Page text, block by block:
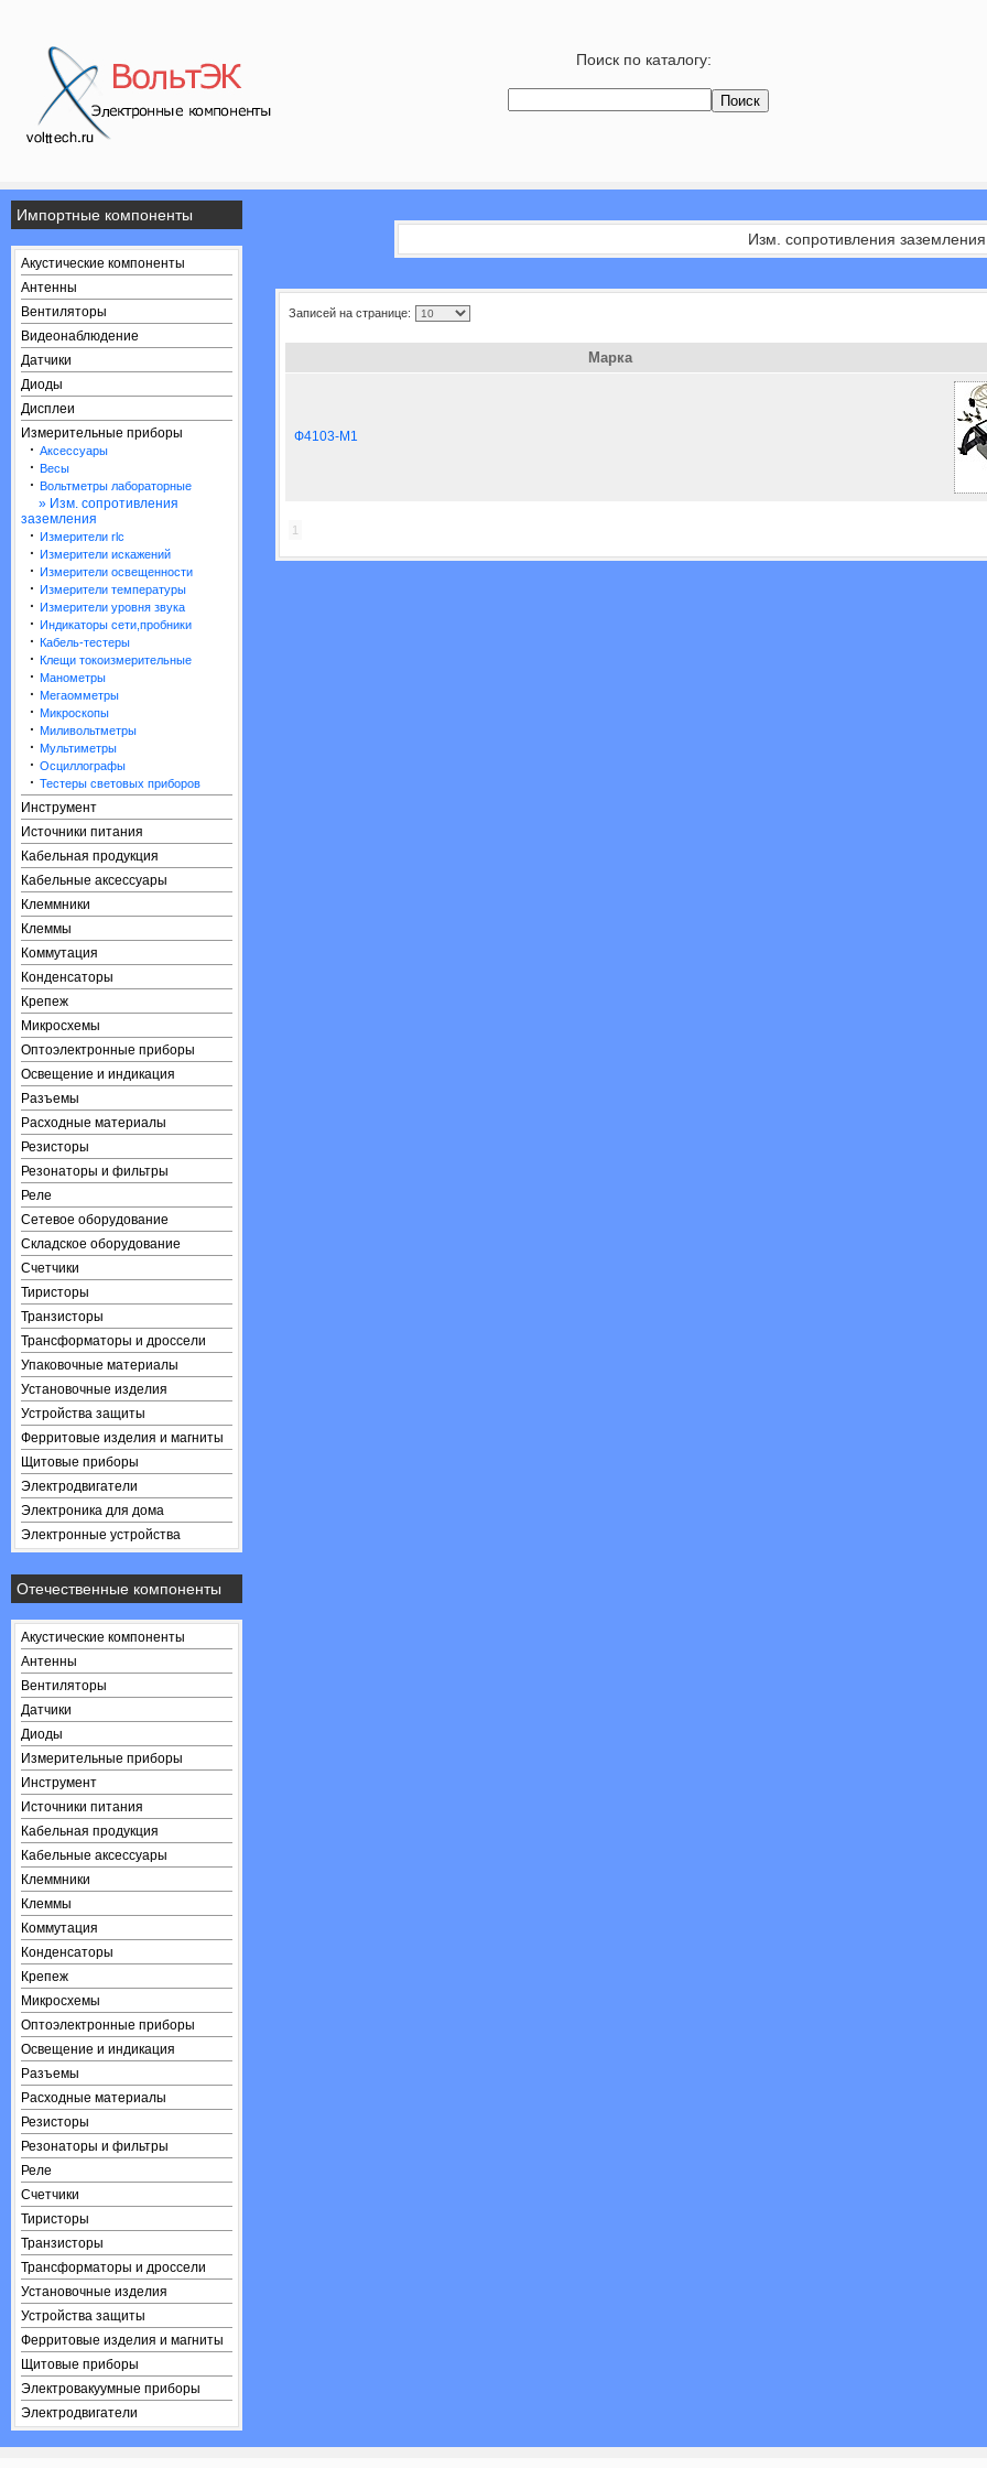
Поиск по каталогу:
Импортные компоненты
Акустические компоненты
Антенны
Вентиляторы
Видеонаблюдение
Датчики
Диоды
Дисплеи
Измерительные приборы
· Аксессуары
· Весы
· Вольтметры лабораторные
» Изм. сопротивления
заземления
· Измерители rlc
· Измерители искажений
· Измерители освещенности
· Измерители температуры
· Измерители уровня звука
· Индикаторы сети,пробники
· Кабель-тестеры
· Клещи токоизмерительные
· Манометры
· Мегаомметры
· Микроскопы
· Миливольтметры
· Мультиметры
· Осциллографы
· Тестеры световых приборов
Инструмент
Источники питания
Кабельная продукция
Кабельные аксессуары
Клеммники
Клеммы
Коммутация
Конденсаторы
Крепеж
Микросхемы
Оптоэлектронные приборы
Освещение и индикация
Разъемы
Расходные материалы
Резисторы
Резонаторы и фильтры
Реле
Сетевое оборудование
Складское оборудование
Счетчики
Тиристоры
Транзисторы
Трансформаторы и дроссели
Упаковочные материалы
Установочные изделия
Устройства защиты
Ферритовые изделия и магниты
Щитовые приборы
Электродвигатели
Электроника для дома
Электронные устройства
Отечественные компоненты
Акустические компоненты
Антенны
Вентиляторы
Датчики
Диоды
Измерительные приборы
Инструмент
Источники питания
Кабельная продукция
Кабельные аксессуары
Клеммники
Клеммы
Коммутация
Конденсаторы
Крепеж
Микросхемы
Оптоэлектронные приборы
Освещение и индикация
Разъемы
Расходные материалы
Резисторы
Резонаторы и фильтры
Реле
Счетчики
Тиристоры
Транзисторы
Трансформаторы и дроссели
Установочные изделия
Устройства защиты
Ферритовые изделия и магниты
Щитовые приборы
Электровакуумные приборы
Электродвигатели
Изм. сопротивления заземления
Записей на странице:
Марка
Ф4103-М1
1